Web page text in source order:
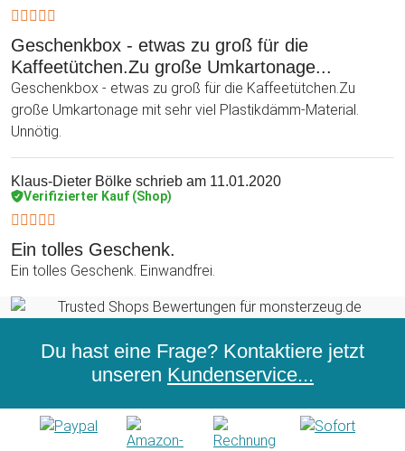
Geschenkbox - etwas zu groß für die
Kaffeetütchen.Zu große Umkartonage...
Geschenkbox - etwas zu groß für die Kaffeetütchen.Zu
große Umkartonage mit sehr viel Plastikdämm-Material.
Unnötig.
Klaus-Dieter Bölke schrieb am 11.01.2020
Verifizierter Kauf (Shop)
Ein tolles Geschenk.
Ein tolles Geschenk. Einwandfrei.
Du hast eine Frage? Kontaktiere jetzt
unseren Kundenservice...